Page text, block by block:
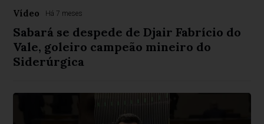
Vídeo Há 7 meses
Sabará se despede de Djair Fabrício do
Vale, goleiro campeão mineiro do
Siderúrgica